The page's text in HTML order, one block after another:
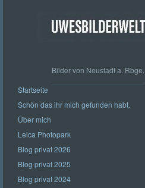
Bilder von Neustadt a. Rbge.
Startseite
Schön das ihr mich gefunden habt.
Über mich
Leica Photopark
Blog privat 2026
Blog privat 2025
Blog privat 2024